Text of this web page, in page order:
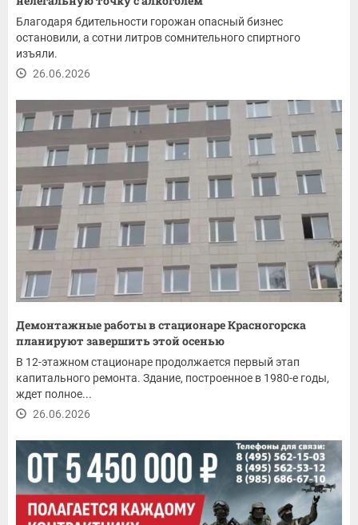
Благодаря бдительности горожан опасный бизнес
остановили, а сотни литров сомнительного спиртного
изъяли.
26.06.2026
Демонтажные работы в стационаре Красногорска
планируют завершить этой осенью
В 12-этажном стационаре продолжается первый этап
капитального ремонта. Здание, построенное в 1980-е годы,
ждет полное...
26.06.2026